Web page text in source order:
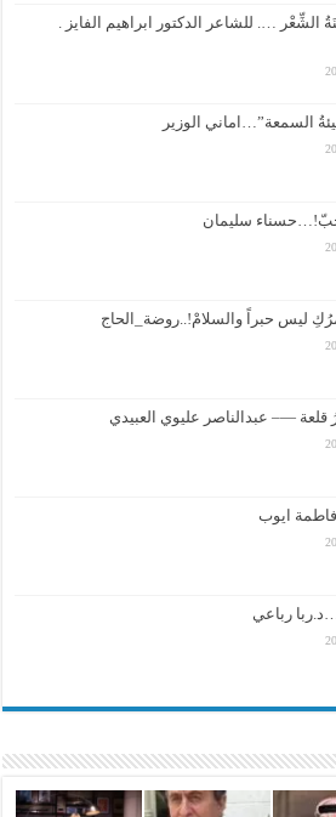
الشِّعْر …. للشاعر الدكتور ابراهيم الفايز .
السمعة”…اماني الوزير
سليمان
ليس حبراً والسلامْ!..روضة_الحاج
قلعة —– عبدالناصر عليوي العبيدي
ايوب
رباعي